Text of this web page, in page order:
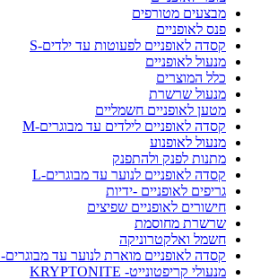
מבצעים מטורפים
פנס לאופניים
קסדה לאופניים לפעוטות עד ילדים-S
מנעול לאופניים
כלל המוצרים
מנעול שרשרת
מטען לאופניים חשמליים
קסדה לאופניים לילדים עד מבוגרים-M
מנעול לאופנוע
מתנות לפנק ולהתפנק
קסדה לאופניים לנוער עד מבוגרים-L
גריפים לאופניים -ידיות
חישורים לאופניים שפיצים
שרשרת מחוסמת
חשמל ואלקטרוניקה
קסדה לאופניים מוארת לנוער עד מבוגרים-L
מנעולי קריפטונייט- KRYPTONITE